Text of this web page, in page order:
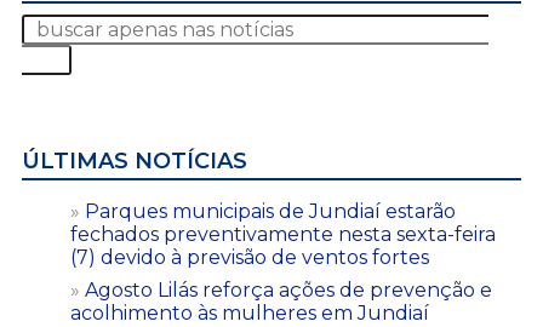
ÚLTIMAS NOTÍCIAS
Parques municipais de Jundiaí estarão
fechados preventivamente nesta sexta-feira
(7) devido à previsão de ventos fortes
Agosto Lilás reforça ações de prevenção e
acolhimento às mulheres em Jundiaí